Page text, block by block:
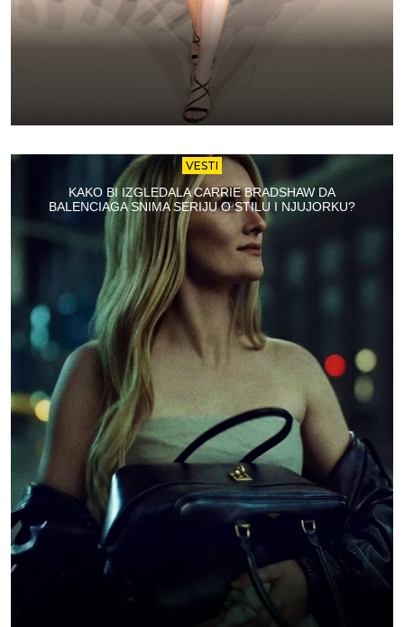
VESTI
KAKO BI IZGLEDALA CARRIE BRADSHAW DA
BALENCIAGA SNIMA SERIJU O STILU I NJUJORKU?